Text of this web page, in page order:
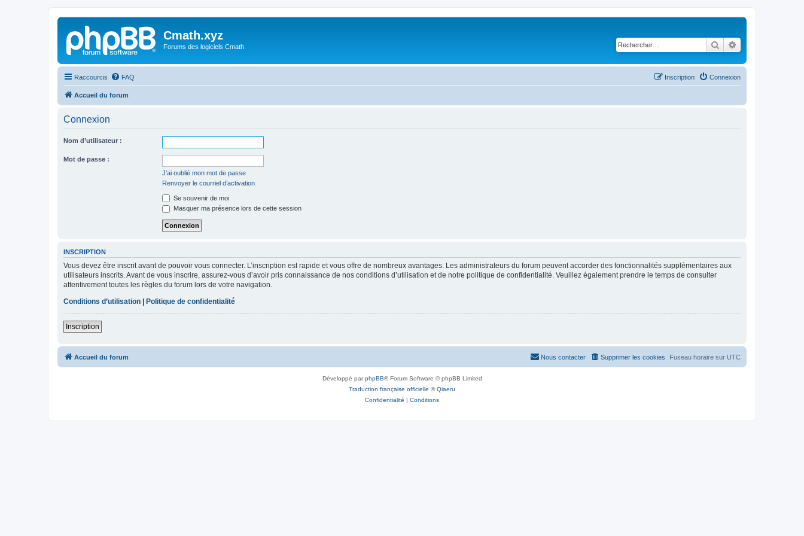
Cmath.xyz
Forums des logiciels Cmath Rechercher
Raccourcis FAQ Connexion
Inscription
Accueil du forum
Connexion
Nom d’utilisateur :
Mot de passe :
J’ai oublié mon mot de passe
Renvoyer le courriel d’activation
Se souvenir de moi
Masquer ma présence lors de cette session
INSCRIPTION
Vous devez être inscrit avant de pouvoir vous connecter. L’inscription est rapide et vous offre de nombreux avantages. Les administrateurs du forum peuvent accorder des fonctionnalités supplémentaires aux
utilisateurs inscrits. Avant de vous inscrire, assurez-vous d’avoir pris connaissance de nos conditions d’utilisation et de notre politique de confidentialité. Veuillez également prendre le temps de consulter
attentivement toutes les règles du forum lors de votre navigation.
Conditions d’utilisation
Politique de confidentialité
Inscription
Accueil du forum Fuseau horaire sur UTC
Supprimer les cookies
Nous contacter
Développé parphpBB® Forum Software © phpBB Limited
Traduction française officielle ©Qiaeru
Confidentialité | Conditions